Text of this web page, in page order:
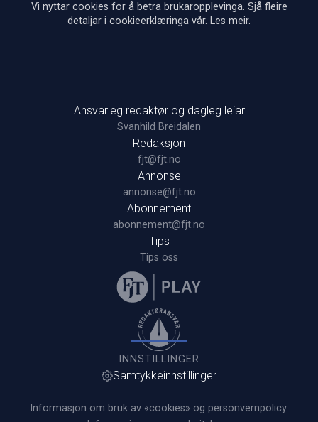
Vi nyttar cookies for å betra brukaropplevinga. Sjå fleire
detaljar i cookieerklæringa vår. Les meir.
Ansvarleg redaktør og dagleg leiar
Svanhild Breidalen
Redaksjon
fjt@fjt.no
Annonse
annonse@fjt.no
Abonnement
abonnement@fjt.no
Tips
Tips oss
INNSTILLINGER
Samtykkeinnstillinger
Informasjon om bruk av «cookies» og personvernpolicy.